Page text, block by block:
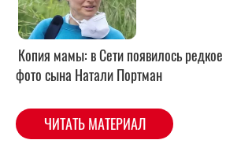
Копия мамы: в Сети появилось редкое
фото сына Натали Портман
ЧИТАТЬ МАТЕРИАЛ